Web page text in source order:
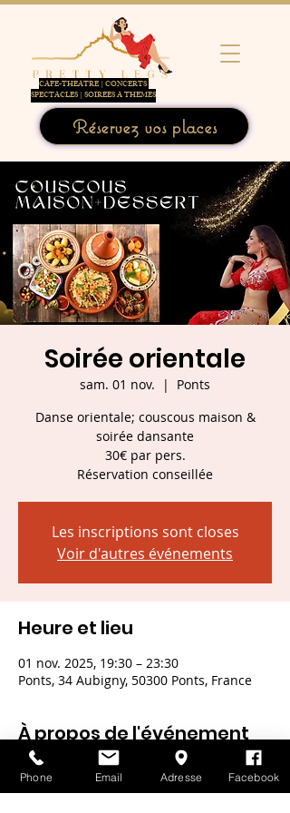
Réservez vos places
CAFE-THEATRE | CONCERTS
SPECTACLES | SOIREES A THEMES
Soirée orientale
sam. 01 nov.
  |
Ponts
Danse orientale; couscous maison &
soirée dansante
30€ par pers.
Réservation conseillée
Les inscriptions sont closes
Voir d'autres événements
Heure et lieu
01 nov. 2025, 19:30 – 23:30
Ponts, 34 Aubigny, 50300 Ponts, France
À propos de l'événement
Phone Email Adresse Facebook